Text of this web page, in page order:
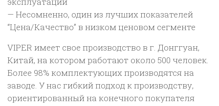
— Несомненно, один из лучших показателей
“Цена/Качество” в низком ценовом сегменте
VIPER имеет свое производство в г. Донггуан,
Китай, на котором работают около 500 человек.
Более 98% комплектующих производятся на
заводе. У нас гибкий подход к производству,
ориентированный на конечного покупателя